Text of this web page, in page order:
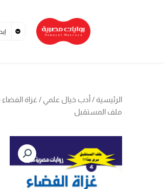
الرئيسية / أدب خيال علمي
ملف المستقبل